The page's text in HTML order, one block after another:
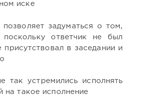
иске
задуматься о том,
ответчик не был
в заседании и
так устремились исполнять
такое исполнение